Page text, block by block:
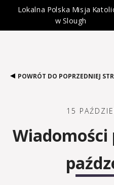
Lokalna Polska Misja
w Slough
POWRÓT DO POPRZEDNIEJ
15